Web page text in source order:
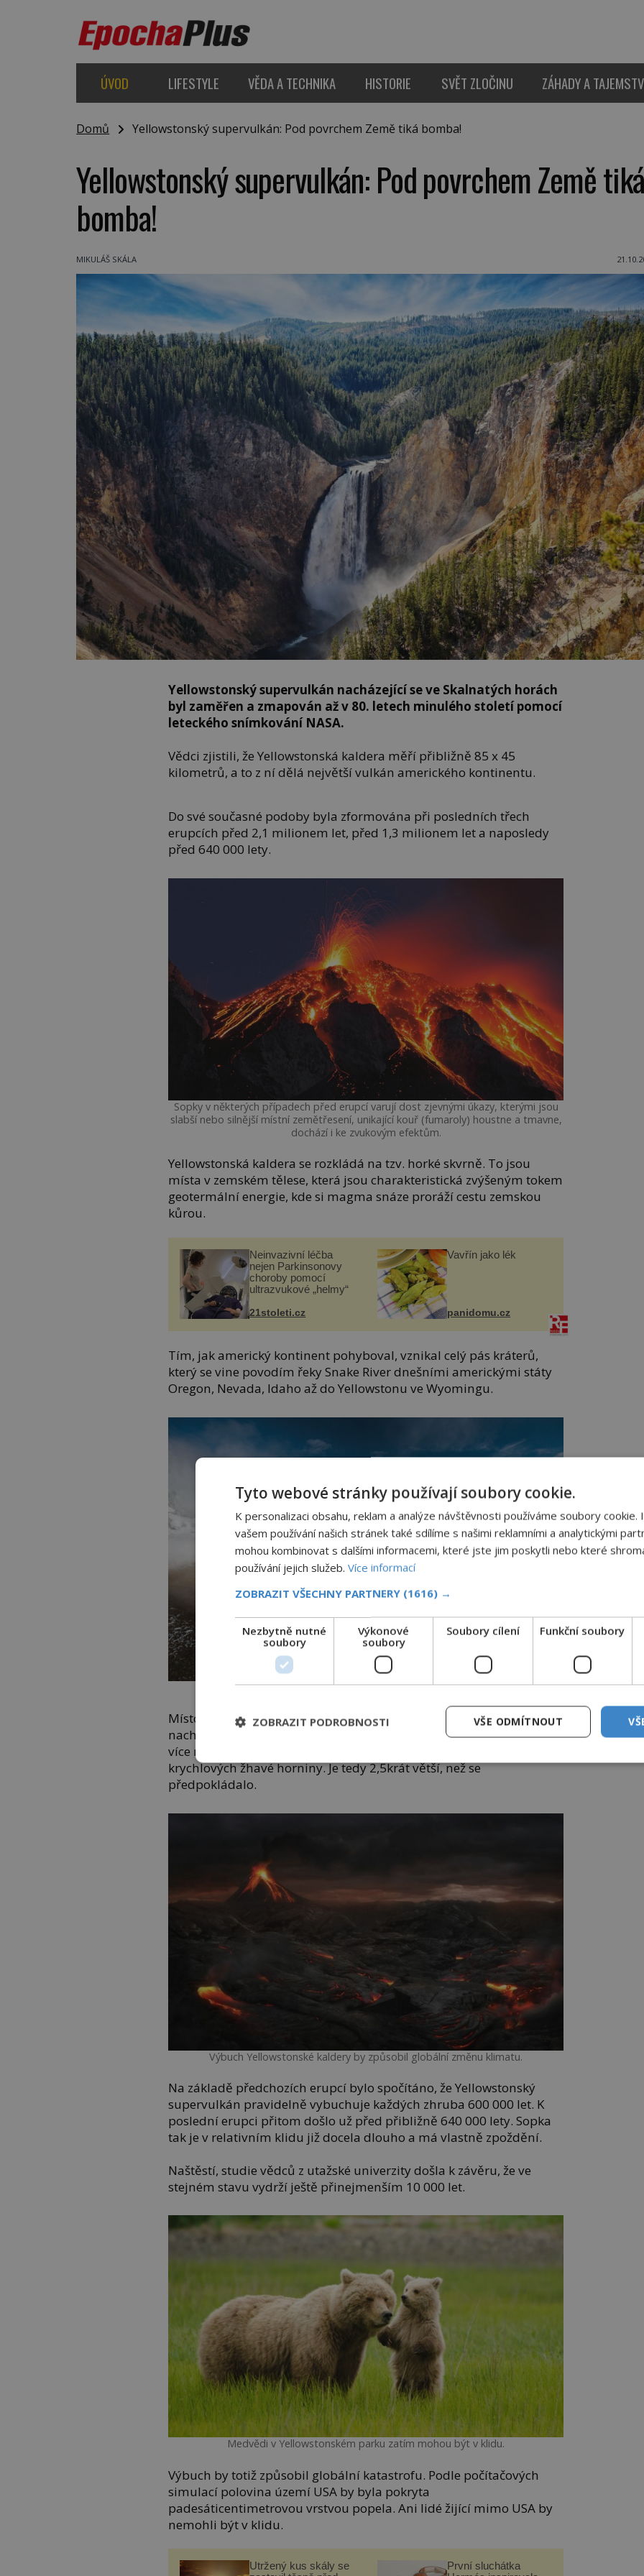
ÚVOD LIFESTYLE VĚDA A TECHNIKA HISTORIE SVĚT ZLOČINU ZÁHADY A
Domů Yellowstonský supervulkán: Pod povrchem Země tiká bomba!
Yellowstonský supervulkán: Pod povrchem Země tiká
bomba!
MIKULÁŠ SKÁLA
Yellowstonský supervulkán nacházející se ve Skalnatých horách
byl zaměřen a zmapován až v 80. letech minulého století pomocí
leteckého snímkování NASA.
Vědci zjistili, že Yellowstonská kaldera měří přibližně 85 x 45
kilometrů, a to z ní dělá největší vulkán amerického kontinentu.
Do své současné podoby byla zformována při posledních třech
erupcích před 2,1 milionem let, před 1,3 milionem let a naposledy
před 640 000 lety.
Sopky v některých případech před erupcí varují dost zjevnými úkazy, kterými jsou
slabší nebo silnější místní zemětřesení, unikající kouř (fumaroly) houstne a tmavne,
dochází i ke zvukovým efektům.
Yellowstonská kaldera se rozkládá na tzv. horké skvrně. To jsou
místa v zemském tělese, která jsou charakteristická zvýšeným tokem
geotermální energie, kde si magma snáze proráží cestu zemskou
kůrou.
Neinvazivní léčba
nejen Parkinsonovy
choroby pomocí
ultrazvukové „helmy“
21stoleti.cz
Vavřín jako lék
panidomu.cz
Tím, jak americký kontinent pohyboval, vznikal celý pás kráterů,
který se vine povodím řeky Snake River dnešními americkými státy
Oregon, Nevada, Idaho až do Yellowstonu ve Wyomingu.
Yellowstonský národní park se rozkládá na ploše 8980 km2.
Místo řady oddělených dutin, se zde v hloubce 5 až 12 kilometrů
nachází jedna obrovská dutina, která má 90 kilometrů na délku a
více než 30 kilometrů na šířku. Její objem je asi 200 až 600 kilometrů
krychlových žhavé horniny. Je tedy 2,5krát větší, než se
předpokládalo.
Výbuch Yellowstonské kaldery by způsobil globální změnu klimatu.
Na základě předchozích erupcí bylo spočítáno, že Yellowstonský
supervulkán pravidelně vybuchuje každých zhruba 600 000 let. K
poslední erupci přitom došlo už před přibližně 640 000 lety. Sopka
tak je v relativním klidu již docela dlouho a má vlastně zpoždění.
Naštěstí, studie vědců z utažské univerzity došla k závěru, že ve
stejném stavu vydrží ještě přinejmenším 10 000 let.
Medvědi v Yellowstonském parku zatím mohou být v klidu.
Výbuch by totiž způsobil globální katastrofu. Podle počítačových
simulací polovina území USA by byla pokryta
padesáticentimetrovou vrstvou popela. Ani lidé žijící mimo USA by
nemohli být v klidu.
Utržený kus skály se
První sluchátka
Tyto webové stránky používají soubory cookie.
K personalizaci obsahu, reklam a analýze návštěvnosti používáme soubory cookie.
vašem používání našich stránek také sdílíme s našimi reklamními a analytickými
mohou kombinovat s dalšími informacemi, které jste jim poskytli nebo které
používání jejich služeb. Více informací
ZOBRAZIT VŠECHNY PARTNERY (1616) →
Nezbytně nutné
soubory
Výkonové
soubory
Soubory cílení Funkční soubory
VŠE ODMÍTNOUT
ZOBRAZIT PODROBNOSTI